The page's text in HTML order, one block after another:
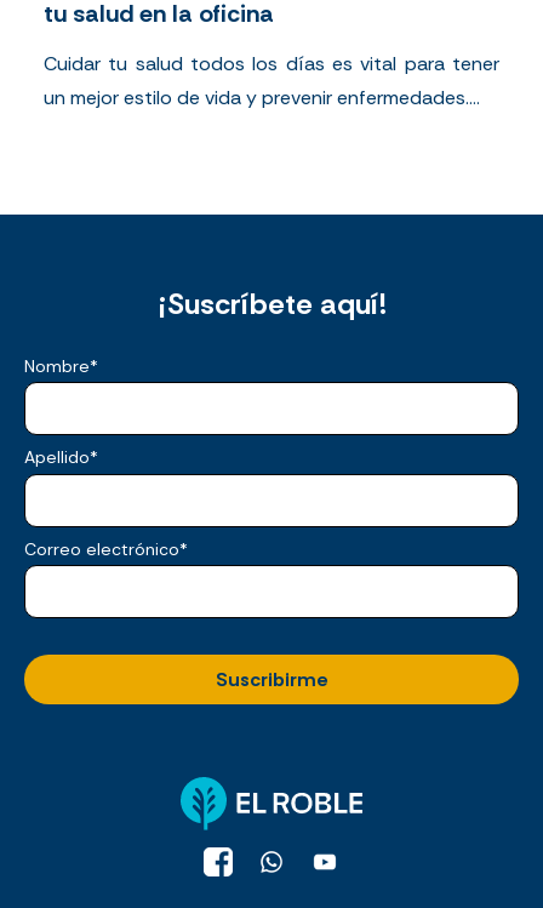
tu salud en la oficina
Cuidar tu salud todos los días es vital para tener
un mejor estilo de vida y prevenir enfermedades....
¡Suscríbete aquí!
Nombre*
Apellido*
Correo electrónico*